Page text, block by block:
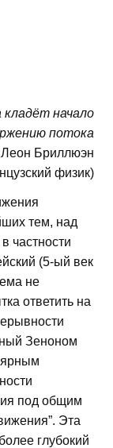
кладёт начало
потока
Леон Бриллюэн
физик)
тем, над
частности
(5-ый век
не
ответить на
Зеноном
под общим
Эта
глубокий